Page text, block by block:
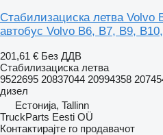
Стабилизациска летва Volvo
автобус Volvo B6, B7, B9,
201,61 € Без ДДВ
Стабилизациска летва
9522695 20837044 20994358
дизел
Естонија, Tallinn
TruckParts Eesti OÜ
Контактирајте го продавачот